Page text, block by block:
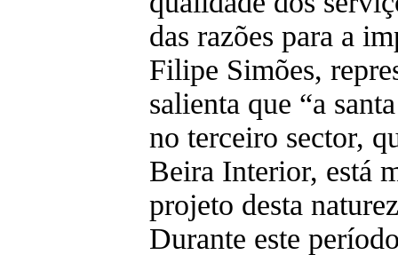
das razões para a
Filipe Simões,
salienta que “a
no terceiro sector,
Beira Interior, está
projeto desta
Durante este